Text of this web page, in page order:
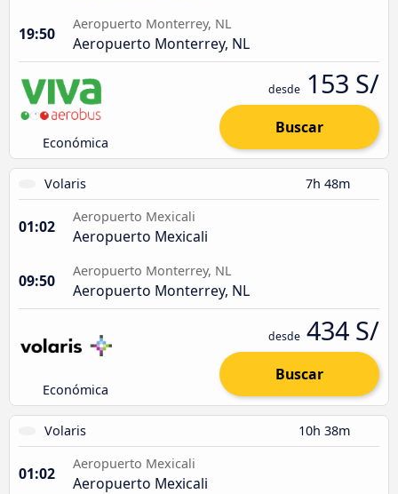
19:50
Aeropuerto Monterrey, NL
Aeropuerto Monterrey, NL
Económica
desde 153 S/
Buscar
Volaris 7h 48m
01:02
Aeropuerto Mexicali
Aeropuerto Mexicali
09:50
Aeropuerto Monterrey, NL
Aeropuerto Monterrey, NL
Económica
desde 434 S/
Buscar
Volaris 10h 38m
01:02
Aeropuerto Mexicali
Aeropuerto Mexicali